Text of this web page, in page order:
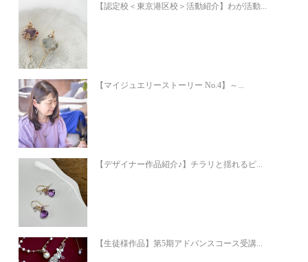
【認定校＜東京港区校＞活動紹介】わが活動...
【マイジュエリーストーリー No.4】～...
【デザイナー作品紹介♪】チラリと揺れるピ...
【生徒様作品】第5期アドバンスコース受講...